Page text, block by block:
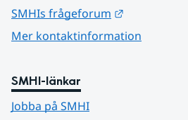
SMHIs frågeforum
Mer kontaktinformation
SMHI-länkar
Jobba på SMHI